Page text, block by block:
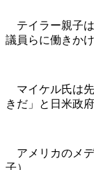
テイラー親子は
議員らに働きか
マイケル氏は先
きだ」と日米政
アメリカのメデ
子）